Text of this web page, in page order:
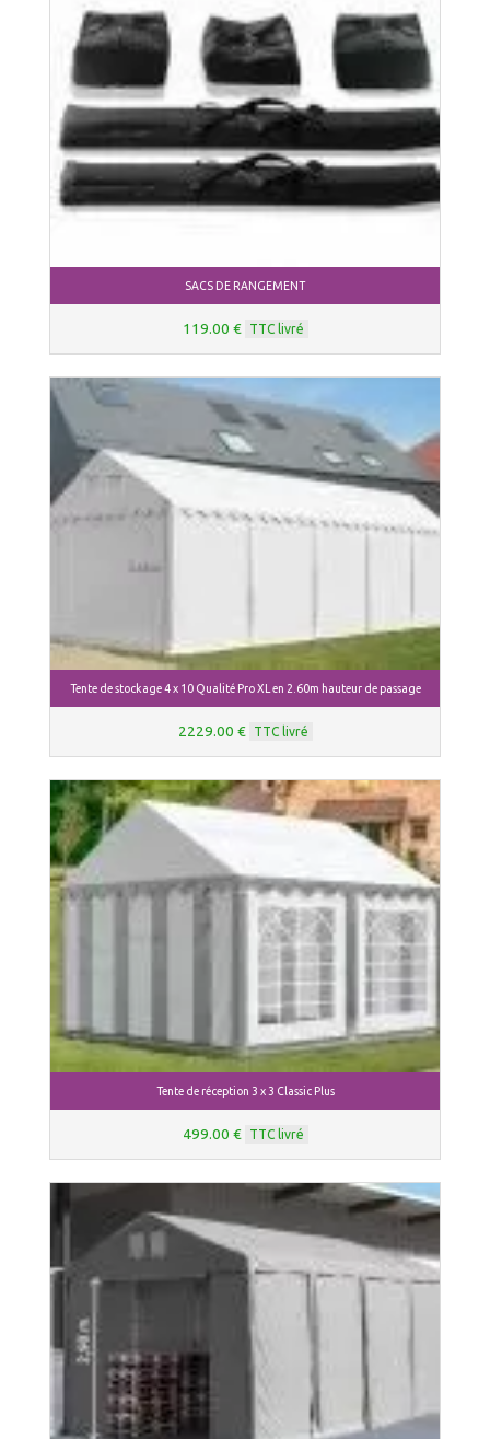
SACS DE RANGEMENT
119.00 € TTC livré
Tente de stockage 4 x 10 Qualité Pro XL en 2.60m hauteur de passage
2229.00 € TTC livré
Tente de réception 3 x 3 Classic Plus
499.00 € TTC livré